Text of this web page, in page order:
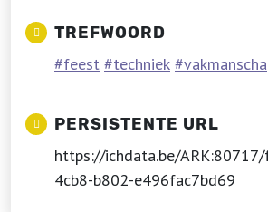
TREFWOORD
feest techniek
PERSISTENTE URL
https://ichdata.be/
4cb8-b802-e496fac7bd69